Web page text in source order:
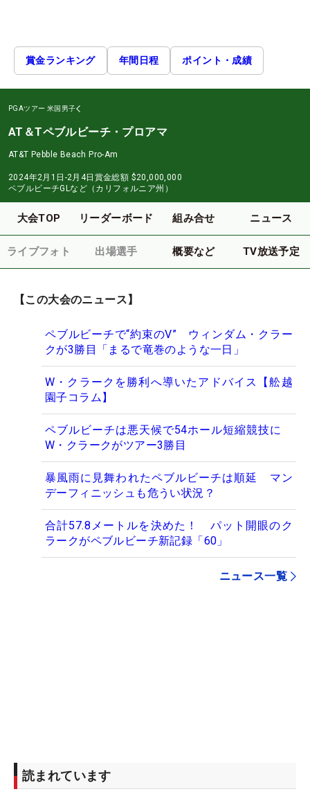
賞金ランキング 年間日程 ポイント・成績
PGAツアー 米国男子
AT＆Tペブルビーチ・プロアマ
AT&T Pebble Beach Pro-Am
2024年2月1日-2月4日 賞金総額 $20,000,000
ペブルビーチGLなど（カリフォルニア州）
大会TOP リーダーボード 組み合せ ニュース
ライブフォト 出場選手 概要など TV放送予定
【この大会のニュース】
ペブルビーチで“約束のV” ウィンダム・クラー
クが3勝目「まるで竜巻のような一日」
W・クラークを勝利へ導いたアドバイス【舩越
園子コラム】
ペブルビーチは悪天候で54ホール短縮競技に
W・クラークがツアー3勝目
暴風雨に見舞われたペブルビーチは順延 マン
デーフィニッシュも危うい状況？
合計57.8メートルを決めた！ パット開眼のク
ラークがペブルビーチ新記録「60」
ニュース一覧
読まれています